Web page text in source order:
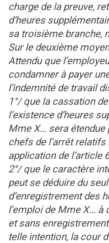
charge de la preuve,
d’heures
sa troisième branche,
Sur le deuxième
Attendu que
condamner à payer
l’indemnité de travail
1°/ que la cassation
l’existence d’heures
Mme X… sera étendue
chefs de l’arrêt
application de l’article
2°/ que le caractère
peut se déduire du
d’enregistrement des
l’emploi de Mme X… à
et sans
telle intention, la cour